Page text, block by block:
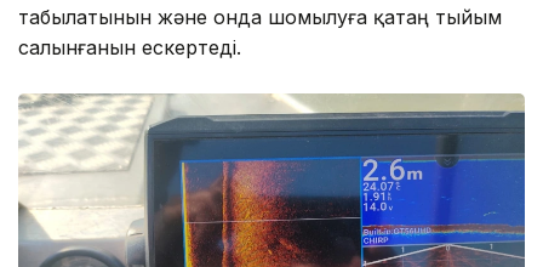
табылатынын және онда шомылуға қатаң тыйым
салынғанын ескертеді.